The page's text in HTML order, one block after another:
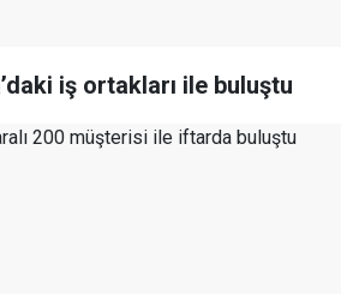
iş ortakları ile buluştu